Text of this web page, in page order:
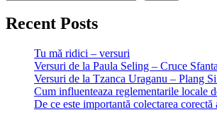
Recent Posts
Tu mă ridici – versuri
Versuri de la Paula Seling – Cruce
Versuri de la Tzanca Uraganu – Plang
Cum influenteaza reglementarile locale
De ce este importantă colectarea